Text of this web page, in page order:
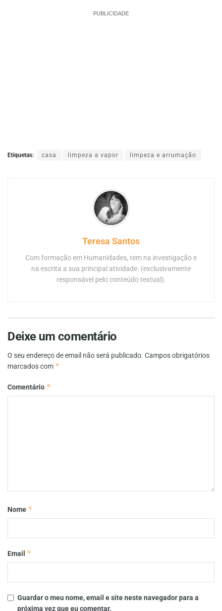
PUBLICIDADE
Etiquetas: casa limpeza a vapor limpeza e arrumação
Teresa Santos
Com formação em Humanidades, tem na investigação e
na escrita a sua principal atividade. (exclusivamente
responsável pelo conteúdo textual).
Deixe um comentário
O seu endereço de email não será publicado. Campos obrigatórios
marcados com *
Comentário *
Nome *
Email *
Guardar o meu nome, email e site neste navegador para a
próxima vez que eu comentar.